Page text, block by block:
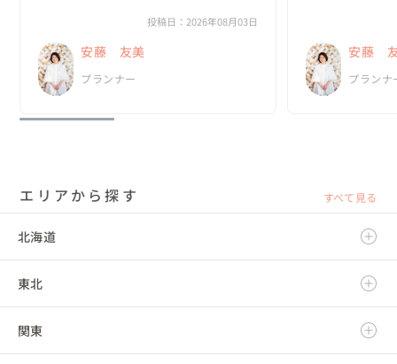
ったことを、安藤さんは「何として...
投稿日：2026年08月03日
安藤 友美
プランナー
新郎・新婦に招待
の、ほと...
安藤
プランナ
エリアから探す すべて見る
北海道
北海道
東北
青森県
関東